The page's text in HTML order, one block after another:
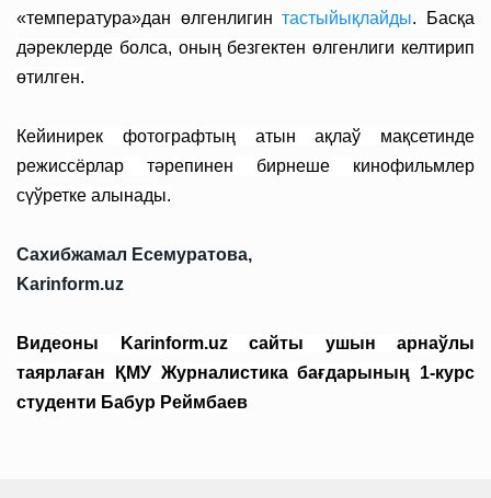
«температура»дан өлгенлигинтастыйықлайды. Басқа
дәреклерде болса, оның безгектен өлгенлиги келтирип
өтилген.
Кейинирек фотографтың атын ақлаў мақсетинде
режиссёрлар тәрепинен бирнеше кинофильмлер
сүўретке алынады.
Сахибжамал Есемуратова,
Karinform.uz
Видеоны Karinform.uz сайты ушын арнаўлы
таярлаған ҚМУ Журналистика бағдарының 1-курс
студенти Бабур Реймбаев